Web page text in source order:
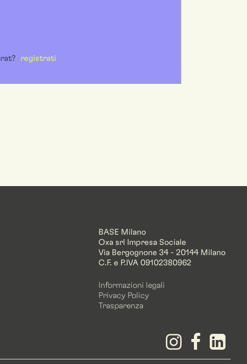
registrati
BASE Milano
Oxa srl Impresa Sociale
Via Bergognone 34 - 20144 Milano
C.F. e P.IVA 09102380962
Informazioni legali
Privacy Policy
Trasparenza